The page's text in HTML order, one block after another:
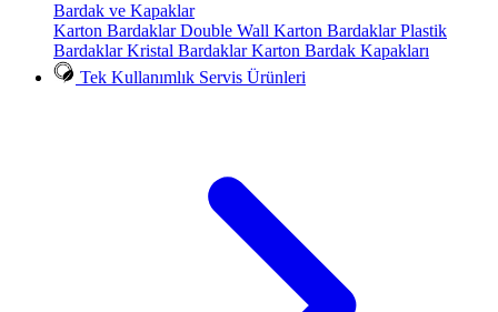
Bardak ve Kapaklar
Karton BardaklarDouble Wall Karton BardaklarPlastik
BardaklarKristal BardaklarKarton Bardak Kapakları
Tek Kullanımlık Servis Ürünleri